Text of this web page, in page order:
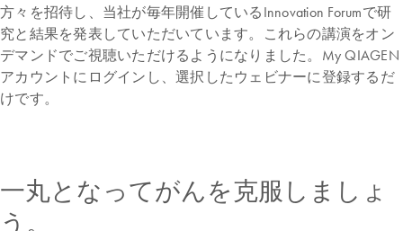
方々を招待し、当社が毎年開催しているInnovation Forumで研
究と結果を発表していただいています。これらの講演をオン
デマンドでご視聴いただけるようになりました。My QIAGEN
アカウントにログインし、選択したウェビナーに登録するだ
けです。
一丸となってがんを克服しましょ
う。